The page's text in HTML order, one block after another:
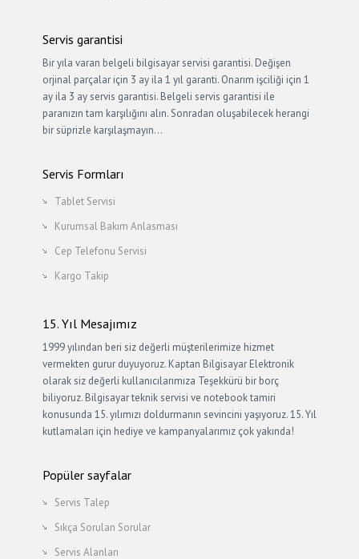
Servis garantisi
Bir yıla varan belgeli bilgisayar servisi garantisi. Değişen
orjinal parçalar için 3 ay ila 1 yıl garanti. Onarım işciliği için 1
ay ila 3 ay servis garantisi. Belgeli servis garantisi ile
paranızın tam karşılığını alın. Sonradan oluşabilecek herangi
bir süprizle karşılaşmayın…
Servis Formları
Tablet Servisi
Kurumsal Bakım Anlasması
Cep Telefonu Servisi
Kargo Takip
15. Yıl Mesajımız
1999 yılından beri siz değerli müşterilerimize hizmet
vermekten gurur duyuyoruz. Kaptan Bilgisayar Elektronik
olarak siz değerli kullanıcılarımıza Teşekkürü bir borç
biliyoruz. Bilgisayar teknik servisi ve notebook tamiri
konusunda 15. yılımızı doldurmanın sevincini yaşıyoruz. 15. Yıl
kutlamaları için hediye ve kampanyalarımız çok yakında!
Popüler sayfalar
Servis Talep
Sıkça Sorulan Sorular
Servis Alanları